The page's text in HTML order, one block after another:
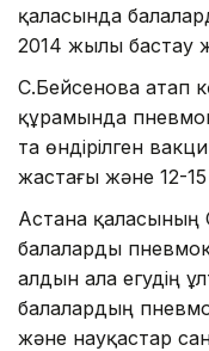
қаласында
2014 жылы бастау
С.Бейсенова атап
құрамында
та өндірілген
жастағы және 12-15
Астана қаласының
балаларды
алдын ала егудің
балалардың
және науқастар